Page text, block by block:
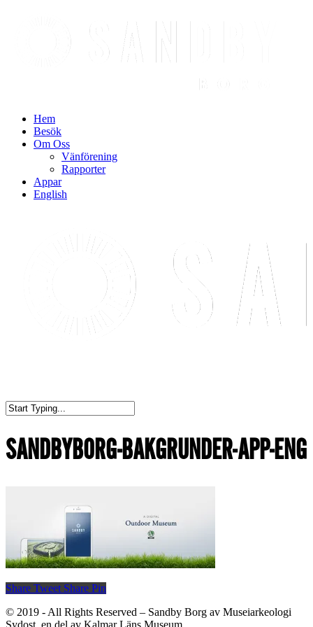
Hem
Besök
Om Oss
Vänförening
Rapporter
Appar
English
SANDBYBORG-BAKGRUNDER-APP-ENG
Share Tweet Share Pin
© 2019 - All Rights Reserved – Sandby Borg av Museiarkeologi
Sydost, en del av Kalmar Läns Museum